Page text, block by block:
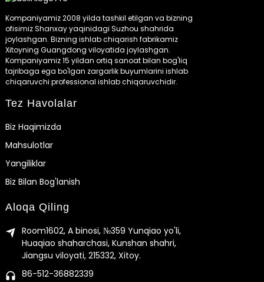
Kompaniyamiz 2008 yilda tashkil etilgan va bizning
ofisimiz Shanxay yaqinidagi Suzhou shahrida
joylashgan. Bizning ishlab chiqarish fabrikamiz
Xitoyning Guangdong viloyatida joylashgan.
Kompaniyamiz 15 yildan ortiq sanoat bilan bog'liq
tajribaga ega bo'lgan zargarlik buyumlarini ishlab
chiqaruvchi professional ishlab chiqaruvchidir.
Tez Havolalar
Biz Haqimizda
Mahsulotlar
Yangiliklar
Biz Bilan Bog'lanish
Aloqa Qiling
Room1602, A binosi, №359 Yunqiao yo'li,
Huaqiao shaharchasi, Kunshan shahri,
Jiangsu viloyati, 215332, Xitoy.
86-512-36882339